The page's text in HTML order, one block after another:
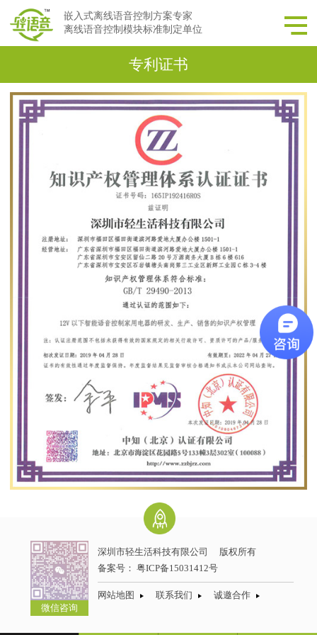
嵌入式离线语音控制方案专家
离线语音控制模块标准制定单位
专利证书
微信咨询
深圳市轻生活科技有限公司
版权所有
备案号：粤ICP备15031412号
网站地图 联系我们 诚邀合作